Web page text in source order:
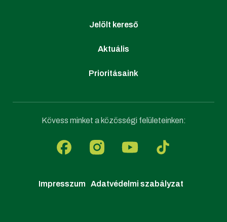
Jelölt kereső
Aktuális
Prioritásaink
Kövess minket a közösségi felületeinken:
Impresszum Adatvédelmi szabályzat